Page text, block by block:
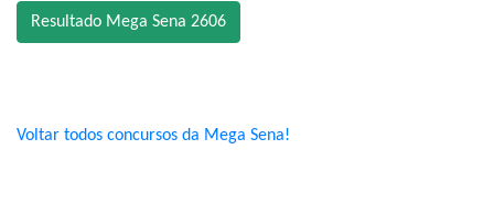
Resultado Mega Sena 2606
Voltar todos concursos da Mega Sena!